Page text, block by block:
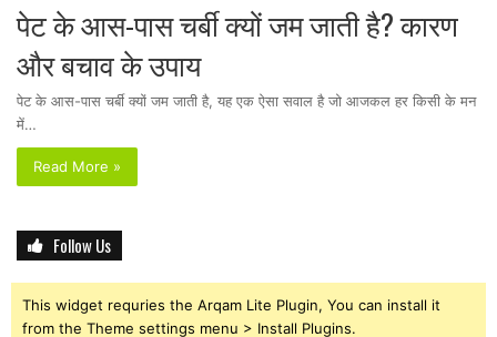
पेट के आस-पास चर्बी क्यों जम जाती है? कारण
और बचाव के उपाय
पेट के आस-पास चर्बी क्यों जम जाती है, यह एक ऐसा सवाल है जो आजकल हर किसी के मन
में…
Read More »
Follow Us
This widget requries the Arqam Lite Plugin, You can install it
from the Theme settings menu > Install Plugins.